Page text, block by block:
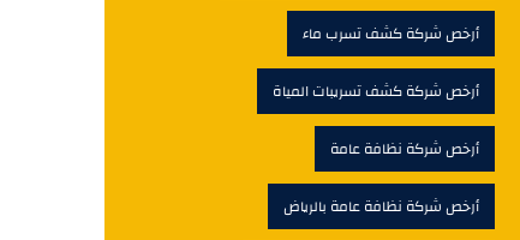
أرخص شركة كشف تسرب ماء
أرخص شركة كشف تسريبات المياة
أرخص شركة نظافة عامة
أرخص شركة نظافة عامة بالرياض